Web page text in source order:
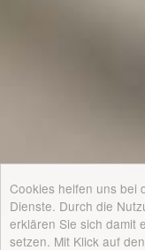
Cookies helfen uns bei
Dienste. Durch die
erklären Sie sich damit
setzen. Mit Klick auf